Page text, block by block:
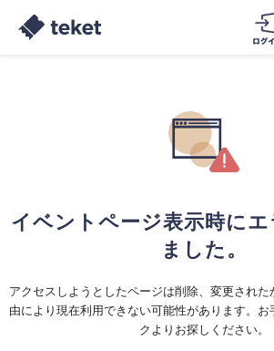
イベントページ表示時にエ
ました。
アクセスしようとしたページは削除、変更され
由により現在利用できない可能性があります。
クよりお探しください。